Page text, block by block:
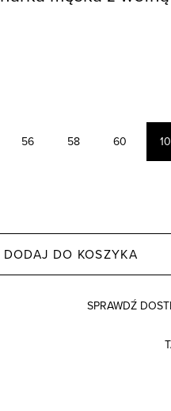
56 58 60
DODAJ DO KOSZYKA
SPRAWDŹ